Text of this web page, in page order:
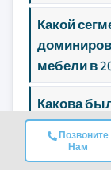
Позвоните
Нам
Какой
мебели в
Какова
мебели в
Какая